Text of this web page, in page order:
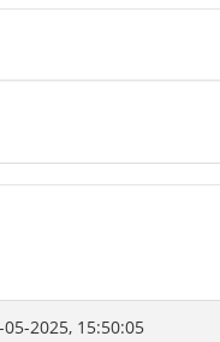
05-2025, 15:50:05